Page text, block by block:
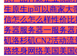
生原生ip可以商家大
信怎么怎么样性价比
务器服务器一服务器
矶洛杉矶CN2活动流
路终身网络美国美国